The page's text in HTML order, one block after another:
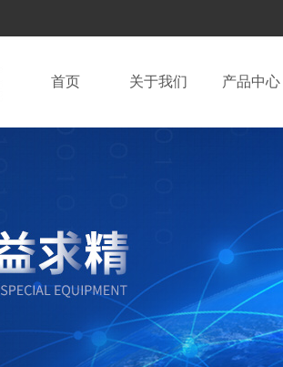
首页 关于我们 产品中心